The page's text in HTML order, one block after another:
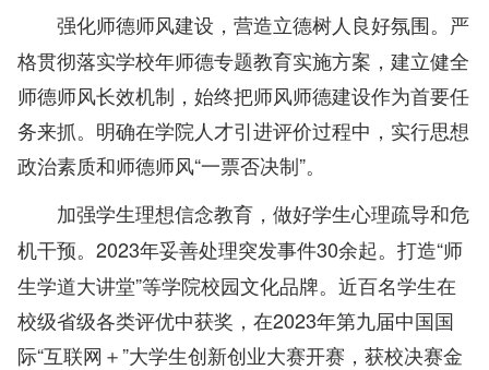
强化师德师风建设，营造立德树人良好氛围。 严
格贯彻落实学校年师德专题教育实施方案，建立健全
师德师风长效机制，始终把师风师德建设作为首要任
务来抓。明确在学院人才引进评价过程中，实行思想
政治素质和师德师风“一票否决制”。
加强学生理想信念教育，做好学生心理疏导和危
机干预。 2023年妥善处理突发事件30余起。打造“师
生学道大讲堂”等学院校园文化品牌。近百名学生在
校级省级各类评优中获奖，在2023年第九届中国国
际“互联网＋”大学生创新创业大赛开赛，获校决赛金